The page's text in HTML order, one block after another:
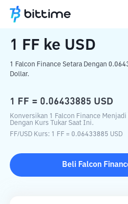
Beranda Konverter Kripto
1 FF ke USD
1 Falcon Finance Setara Dengan
Dollar.
1 FF = 0.06433885 USD
Konversikan 1 Falcon Finance
Dengan Kurs Tukar Saat Ini.
FF/USD Kurs: 1 FF = 0.06433885 USD
Beli Falcon